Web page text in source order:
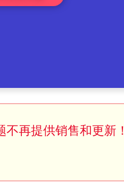
再提供销售和更新！